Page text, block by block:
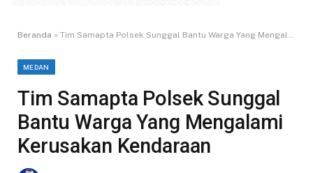
Beranda » Tim Samapta Polsek Sunggal Bantu Warga Yang Mengalami Kerusakan Kendaraan
MEDAN
Tim Samapta Polsek Sunggal
Bantu Warga Yang Mengalami
Kerusakan Kendaraan